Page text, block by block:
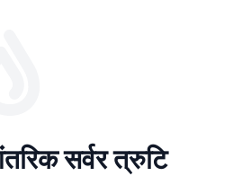
सर्वर त्रुटि